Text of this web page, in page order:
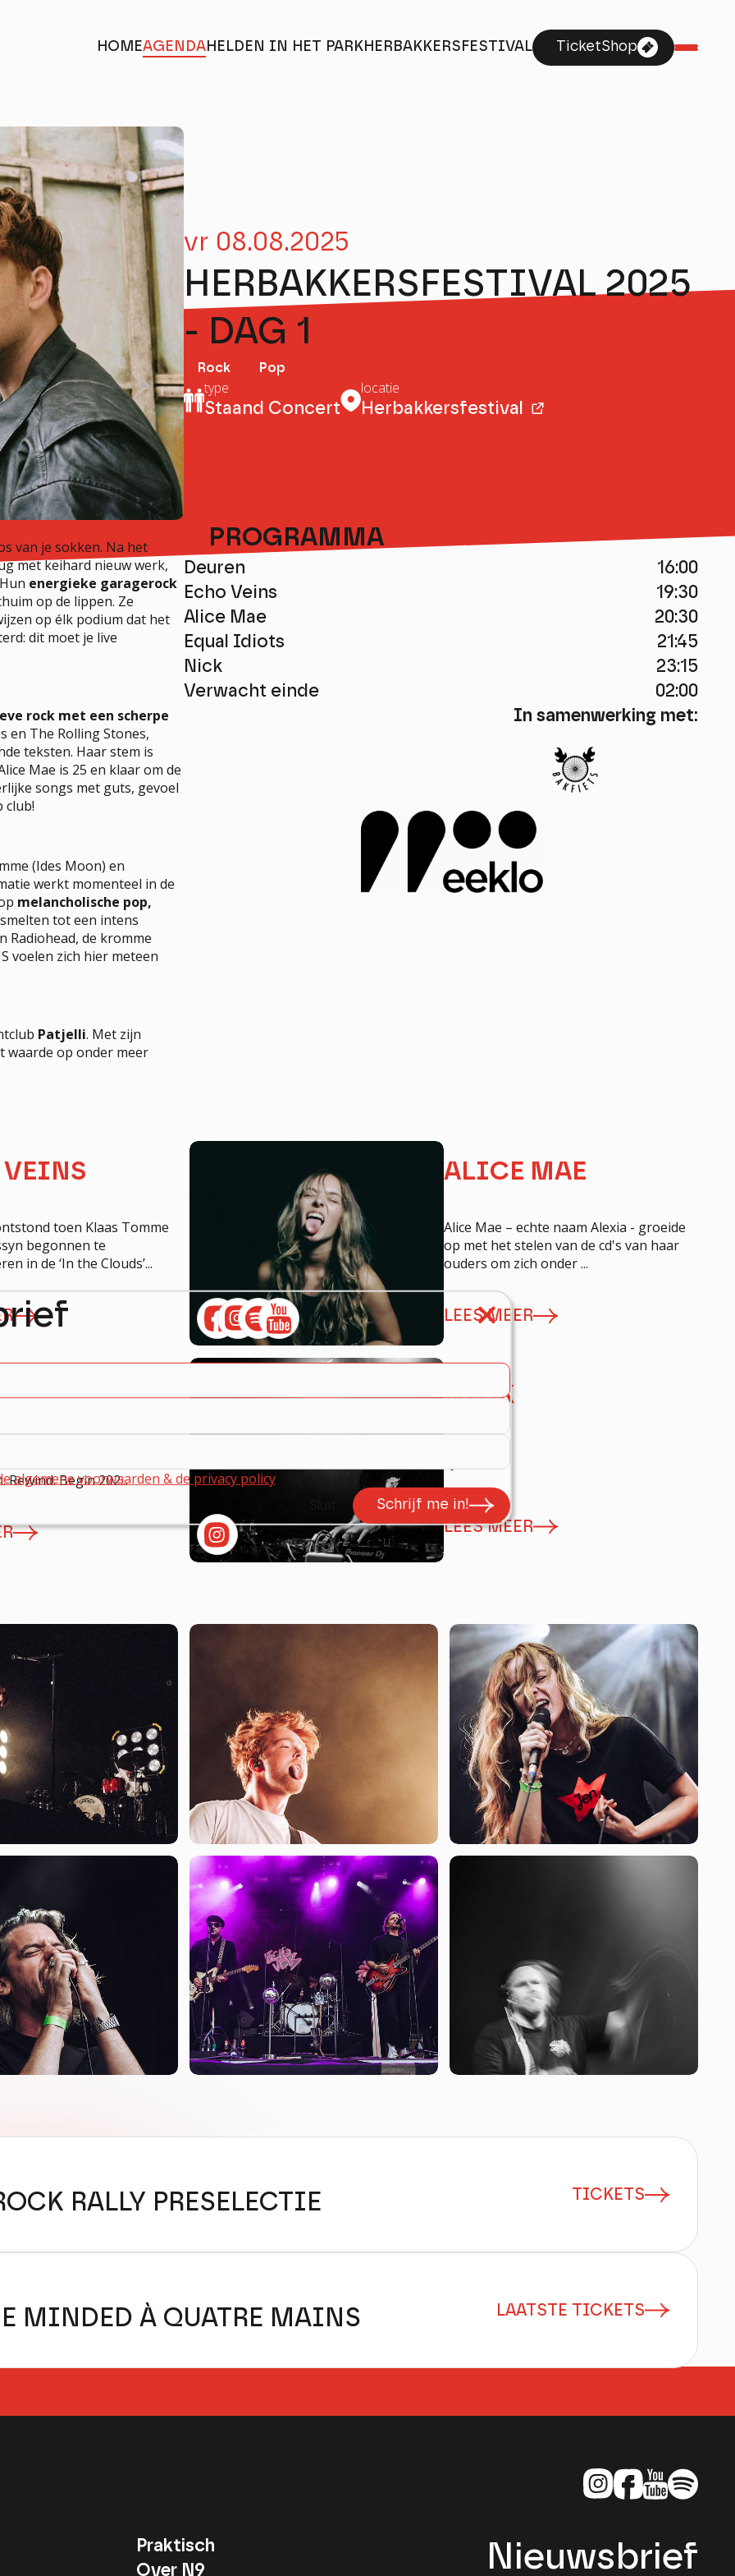
HOMEAGENDAHELDEN IN HET PARKHERBAKKERSFESTIVAL TicketShop
Helden in het Park
OVER N9
Missie & Visie
Team
Word Vrijwilliger
Stage
FESTIVALS
Helden in het Park
PROFESSIONEEL
Bedrijfsformule
vr 08.08.2025
HERBAKKERSFESTIVAL 2025
- DAG 1
Rock Pop
type
Staand Concert
locatie
Herbakkersfestival
van je sokken. Na het
met keihard nieuw werk,
energieke garagerock
op de lippen. Ze
op élk podium dat het
dit moet je live
rock met een scherpe
en The Rolling Stones,
teksten. Haar stem is
Mae is 25 en klaar om de
songs met guts, gevoel
club!
(Ides Moon) en
werkt momenteel in de
melancholische pop,
tot een intens
Radiohead, de kromme
voelen zich hier meteen
Patjelli. Met zijn
waarde op onder meer
PROGRAMMA
Deuren
16:00
Echo Veins
19:30
Alice Mae
20:30
Equal Idiots
21:45
Nick
23:15
Verwacht einde
02:00
In samenwerking met:
VEINS
toen Klaas Tomme
begonnen te
in de ‘In the Clouds’...
ALICE MAE
Alice Mae – echte naam Alexia - groeide
op met het stelen van de cd's van haar
ouders om zich onder ...
LEES MEER
Equal Idiots knalt met
uit de
Begin 202...
NICK
LEES MEER
RALLY PRESELECTIE TICKETS
MINDED À QUATRE MAINS LAATSTE TICKETS
Praktisch
Over N9
Nieuwsbrief
algemene voorwaarden & de privacy policy
Schrijf me in!